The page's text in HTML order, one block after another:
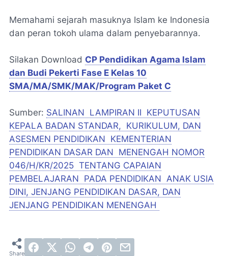
Memahami sejarah masuknya Islam ke Indonesia
dan peran tokoh ulama dalam penyebarannya.
Silakan Download CP Pendidikan Agama Islam
dan Budi Pekerti Fase E Kelas 10
SMA/MA/SMK/MAK/Program Paket C
Sumber: SALINAN LAMPIRAN II KEPUTUSAN
KEPALA BADAN STANDAR, KURIKULUM, DAN
ASESMEN PENDIDIKAN KEMENTERIAN
PENDIDIKAN DASAR DAN MENENGAH NOMOR
046/H/KR/2025 TENTANG CAPAIAN
PEMBELAJARAN PADA PENDIDIKAN ANAK USIA
DINI, JENJANG PENDIDIKAN DASAR, DAN
JENJANG PENDIDIKAN MENENGAH